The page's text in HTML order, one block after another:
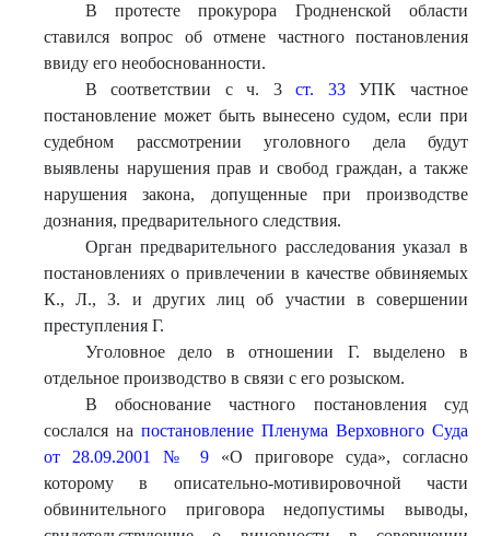
В протесте прокурора Гродненской области
ставился вопрос об отмене частного постановления
ввиду его необоснованности.
В соответствии с ч. 3ст. 33УПК частное
постановление может быть вынесено судом, если при
судебном рассмотрении уголовного дела будут
выявлены нарушения прав и свобод граждан, а также
нарушения закона, допущенные при производстве
дознания, предварительного следствия.
Орган предварительного расследования указал в
постановлениях о привлечении в качестве обвиняемых
К., Л., З. и других лиц об участии в совершении
преступления Г.
Уголовное дело в отношении Г. выделено в
отдельное производство в связи с его розыском.
В обоснование частного постановления суд
сослался на постановление Пленума Верховного Суда
от 28.09.2001 № 9«О приговоре суда», согласно
которому в описательно-мотивировочной части
обвинительного приговора недопустимы выводы,